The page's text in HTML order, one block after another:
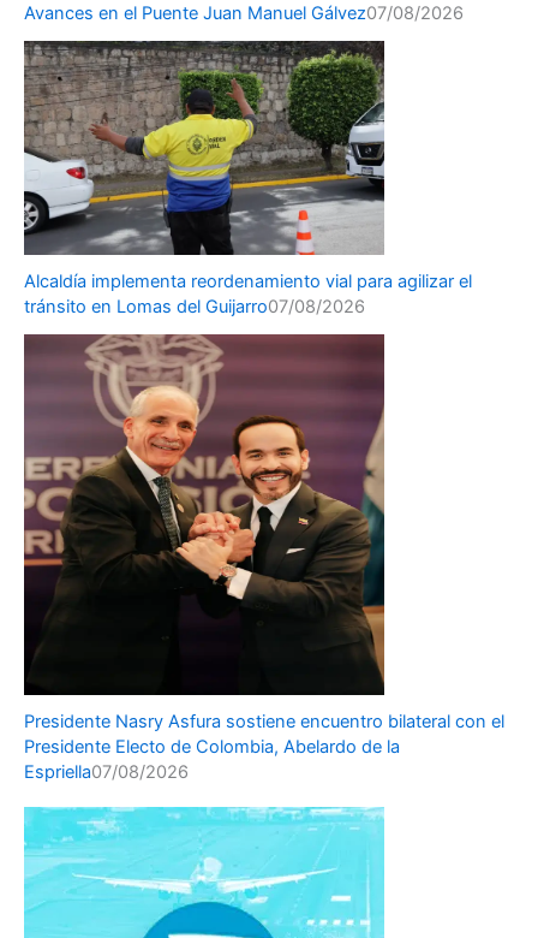
Avances en el Puente Juan Manuel Gálvez07/08/2026
Alcaldía implementa reordenamiento vial para agilizar el
tránsito en Lomas del Guijarro07/08/2026
Presidente Nasry Asfura sostiene encuentro bilateral con el
Presidente Electo de Colombia, Abelardo de la
Espriella07/08/2026